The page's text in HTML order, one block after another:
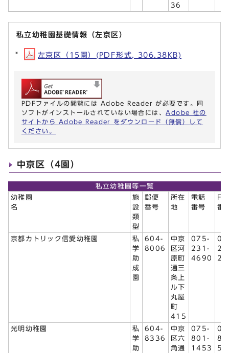
36
私立幼稚園基礎情報（左京区）
左京区（15園）(PDF形式, 306.38KB)
PDFファイルの閲覧には Adobe Reader が必要です。同
ソフトがインストールされていない場合には、 Adobe 社の
サイトから Adobe Reader をダウンロード（無償）して
ください。
中京区（4園）
私立幼稚園等一覧
幼稚園
名
施
設
類
型
郵便
番号
所在
地
電話
番号
番
京都カトリック信愛幼稚園
私
学
助
成
園
604-
8006
中京
区河
原町
通三
条上
ル下
丸屋
町
415
075-
231-
4690
光明幼稚園
私
学
助
604-
8336
中京
区六
角通
075-
801-
1453